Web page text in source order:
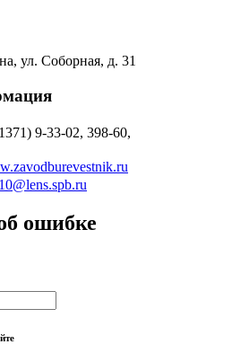
ул. Соборная, д. 31
9-33-02, 398-60,
ошибке